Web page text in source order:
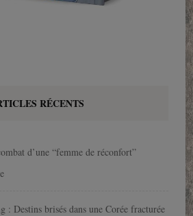
RÉCENTS
d’une “femme de réconfort”
: Destins brisés dans une Corée fracturée